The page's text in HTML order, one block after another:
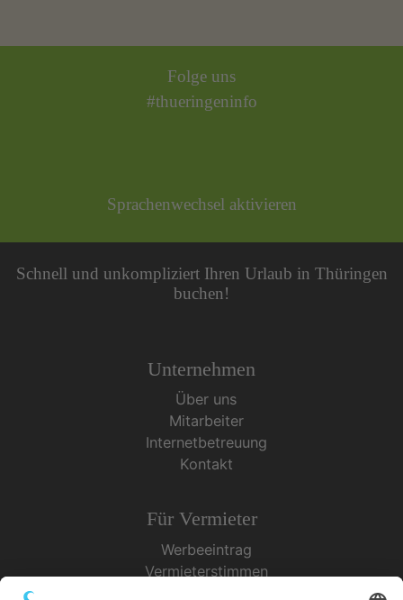
Folge uns
#thueringeninfo
Sprachenwechsel aktivieren
Schnell und unkompliziert Ihren Urlaub in Thüringen
buchen!
Unternehmen
Über uns
Mitarbeiter
Internetbetreuung
Kontakt
Für Vermieter
Werbeeintrag
Vermieterstimmen